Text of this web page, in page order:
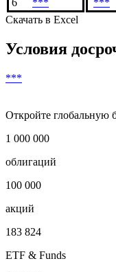
4
*** ***
6
*** ***
Откройте глобальную
1 000 000
облигаций
100 000
акций